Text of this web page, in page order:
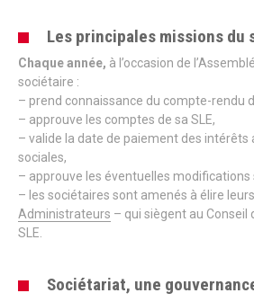
Les principales missions du
Chaque année, à l’occasion de
sociétaire :
– prend connaissance du compte-rendu
– approuve les comptes de sa SLE,
– valide la date de paiement des intérêts
sociales,
– approuve les éventuelles
– les sociétaires sont amenés à élire
Administrateurs – qui siègent au Conseil
SLE.
Sociétariat, une